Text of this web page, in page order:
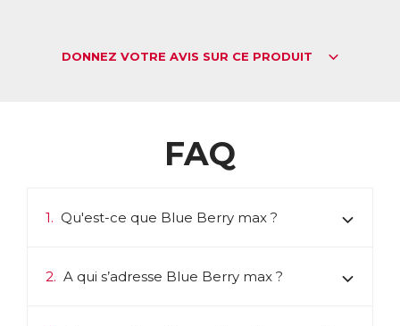
DONNEZ VOTRE AVIS SUR CE PRODUIT
FAQ
1. Qu'est-ce que Blue Berry max ?
2. A qui s’adresse Blue Berry max ?